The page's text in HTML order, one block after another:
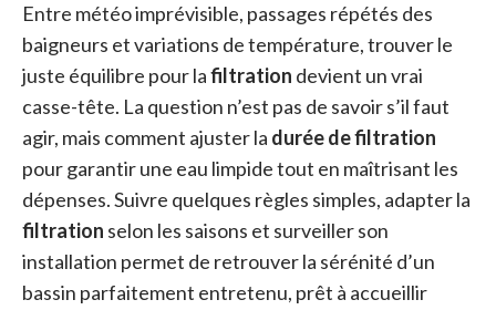
Entre météo imprévisible, passages répétés des
baigneurs et variations de température, trouver le
juste équilibre pour lafiltration devient un vrai
casse-tête. La question n’est pas de savoir s’il faut
agir, mais comment ajuster la durée de filtration
pour garantir une eau limpide tout en maîtrisant les
dépenses. Suivre quelques règles simples, adapter la
filtration selon les saisons et surveiller son
installation permet de retrouver la sérénité d’un
bassin parfaitement entretenu, prêt à accueillir